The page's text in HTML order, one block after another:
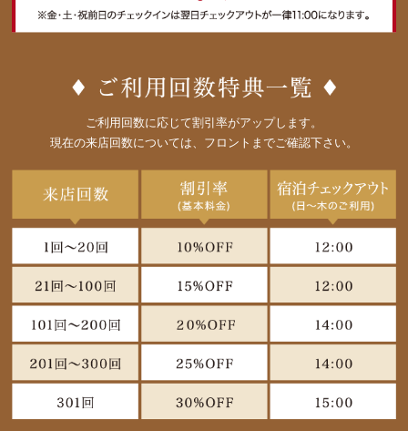
ご利用回数に応じて割引率がアップします。
現在の来店回数については、フロントまでご確認下さい。